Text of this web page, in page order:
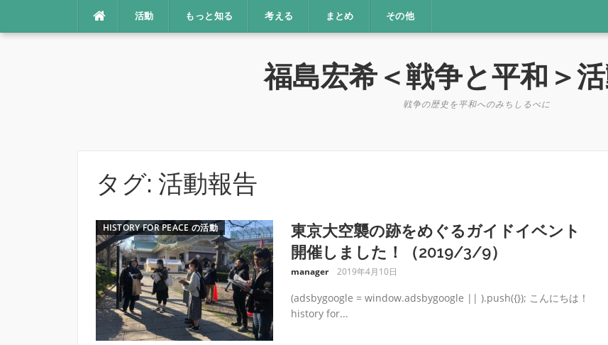
活動 もっと知る 考える まとめ その他
福島宏希＜戦争と平和＞
戦争の歴史を平和へのみちしるべに
タグ: 活動報告
HISTORY FOR PEACE の活動
東京大空襲の跡をめぐるガイドイベント
開催しました！（2019/3/9）
manager 2019年4月10日
(adsbygoogle = window.adsbygoogle || ).push({}); こんにちは！
history for...